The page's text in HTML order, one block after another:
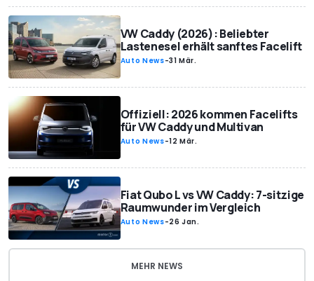
VW Caddy (2026): Beliebter
Lastenesel erhält sanftes Facelift
Auto News-31 Mär.
Offiziell: 2026 kommen Facelifts
für VW Caddy und Multivan
Auto News-12 Mär.
Fiat Qubo L vs VW Caddy: 7-sitzige
Raumwunder im Vergleich
Auto News-26 Jan.
MEHR NEWS